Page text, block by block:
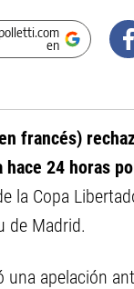
en
francés)
24 horas
la Copa
de Madrid.
apelación